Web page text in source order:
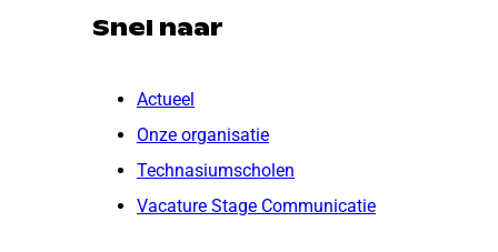
Snel naar
Actueel
Onze organisatie
Technasiumscholen
Vacature Stage Communicatie